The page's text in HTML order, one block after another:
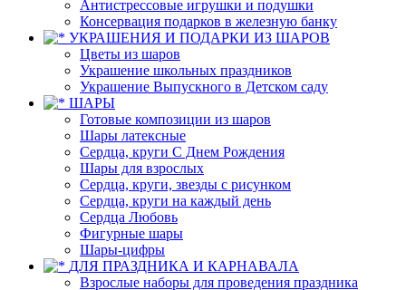
Антистрессовые игрушки и подушки
Консервация подарков в железную банку
УКРАШЕНИЯ И ПОДАРКИ ИЗ ШАРОВ
Цветы из шаров
Украшение школьных праздников
Украшение Выпускного в Детском саду
ШАРЫ
Готовые композиции из шаров
Шары латексные
Сердца, круги С Днем Рождения
Шары для взрослых
Сердца, круги, звезды с рисунком
Сердца, круги на каждый день
Сердца Любовь
Фигурные шары
Шары-цифры
ДЛЯ ПРАЗДНИКА И КАРНАВАЛА
Взрослые наборы для проведения праздника